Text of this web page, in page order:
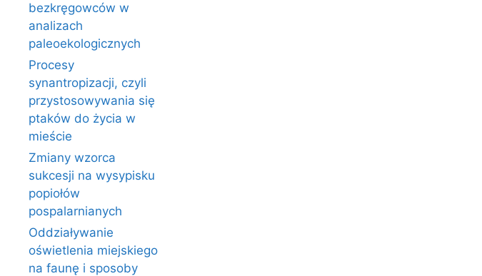
bezkręgowców w
analizach
paleoekologicznych
Procesy
synantropizacji, czyli
przystosowywania się
ptaków do życia w
mieście
Zmiany wzorca
sukcesji na wysypisku
popiołów
pospalarnianych
Oddziaływanie
oświetlenia miejskiego
na faunę i sposoby